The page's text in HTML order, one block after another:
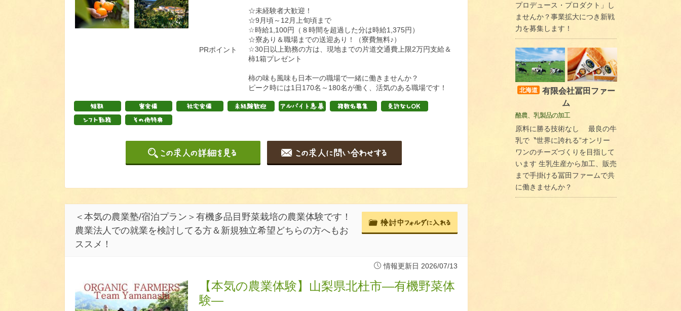
PRポイント
☆未経験者大歓迎！
☆9月頃～12月上旬頃まで
☆時給1,100円（８時間を超過した分は時給1,375円）
☆寮あり＆職場までの送迎あり！（寮費無料♪）
☆30日以上勤務の方は、現地までの片道交通費上限2万円支給＆
柿1箱プレゼント
柿の味も風味も日本一の職場で一緒に働きませんか？
ピーク時には1日170名～180名が働く、活気のある職場です！
＜本気の農業塾/宿泊プラン＞有機多品目野菜栽培の農業体験です！
農業法人での就業を検討してる方＆新規独立希望どちらの方へもお
ススメ！
情報更新日 2026/07/13
【本気の農業体験】山梨県北杜市―有機野菜体
験―
プロデュース・プロダクト」し
ませんか？事業拡大につき新戦
力を募集します！
北海道
有限会社冨田ファー
ム
酪農、乳製品の加工
原料に勝る技術なし 最良の牛
乳で〝世界に誇れる”オンリー
ワンのチーズづくりを目指して
います 生乳生産から加工、販売
まで手掛ける冨田ファームで共
に働きませんか？